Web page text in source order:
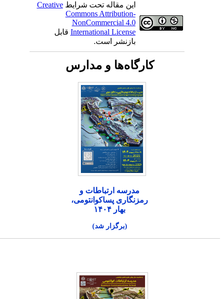
این مقاله تحت شرایطCreative
Commons Attribution-
NonCommercial 4.0
International Licenseقابل
بازنشر است.
کارگاه‌ها و مدارس
مدرسه ارتباطات و
رمزنگاری پساکوانتومی،
بهار ۱۴۰۴
(برگزار شد)